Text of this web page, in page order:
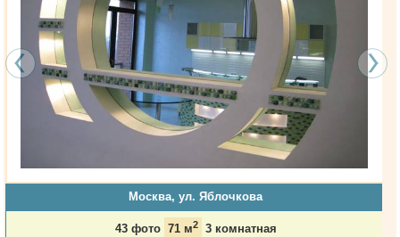
Москва, ул. Яблочкова
43 фото 71 м2 3 комнатная